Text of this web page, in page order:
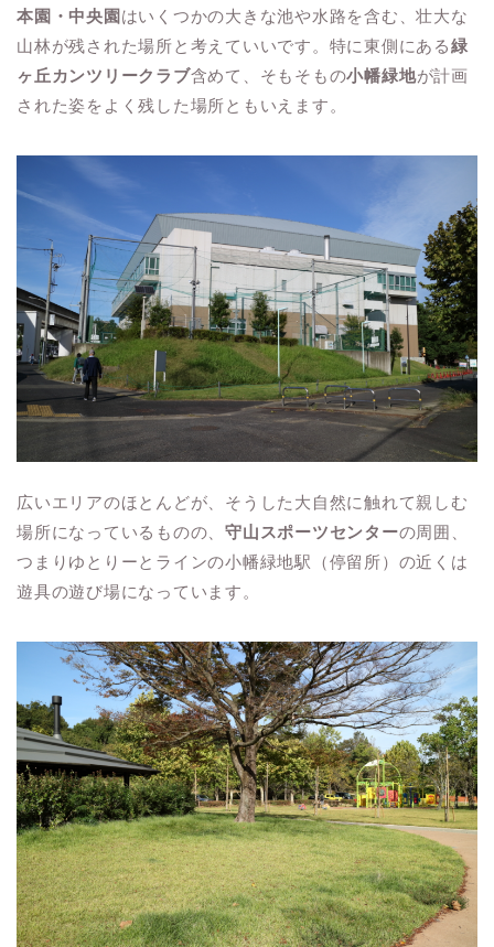
本園・中央園 はいくつかの大きな池や水路を含む、壮大な
山林が残された場所と考えていいです。特に東側にある緑
ヶ丘カンツリークラブ含めて、そもそもの小幡緑地が計画
された姿をよく残した場所ともいえます。
広いエリアのほとんどが、そうした大自然に触れて親しむ
場所になっているものの、守山スポーツセンターの周囲、
つまりゆとりーとラインの小幡緑地駅（停留所）の近くは
遊具の遊び場になっています。